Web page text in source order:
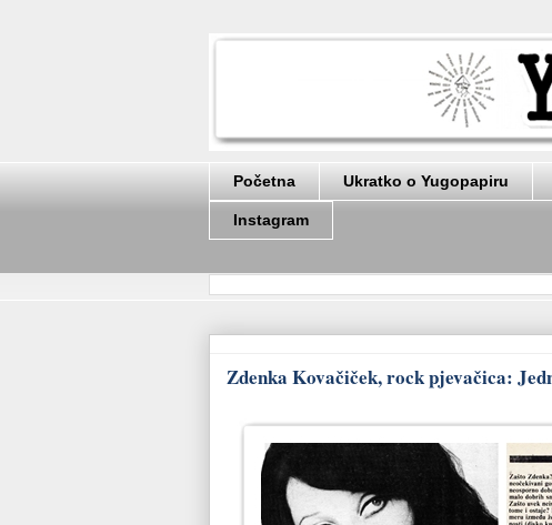
Početna Ukratko o Yugopapiru
Instagram
Zdenka Kovačiček, rock pjevačica: